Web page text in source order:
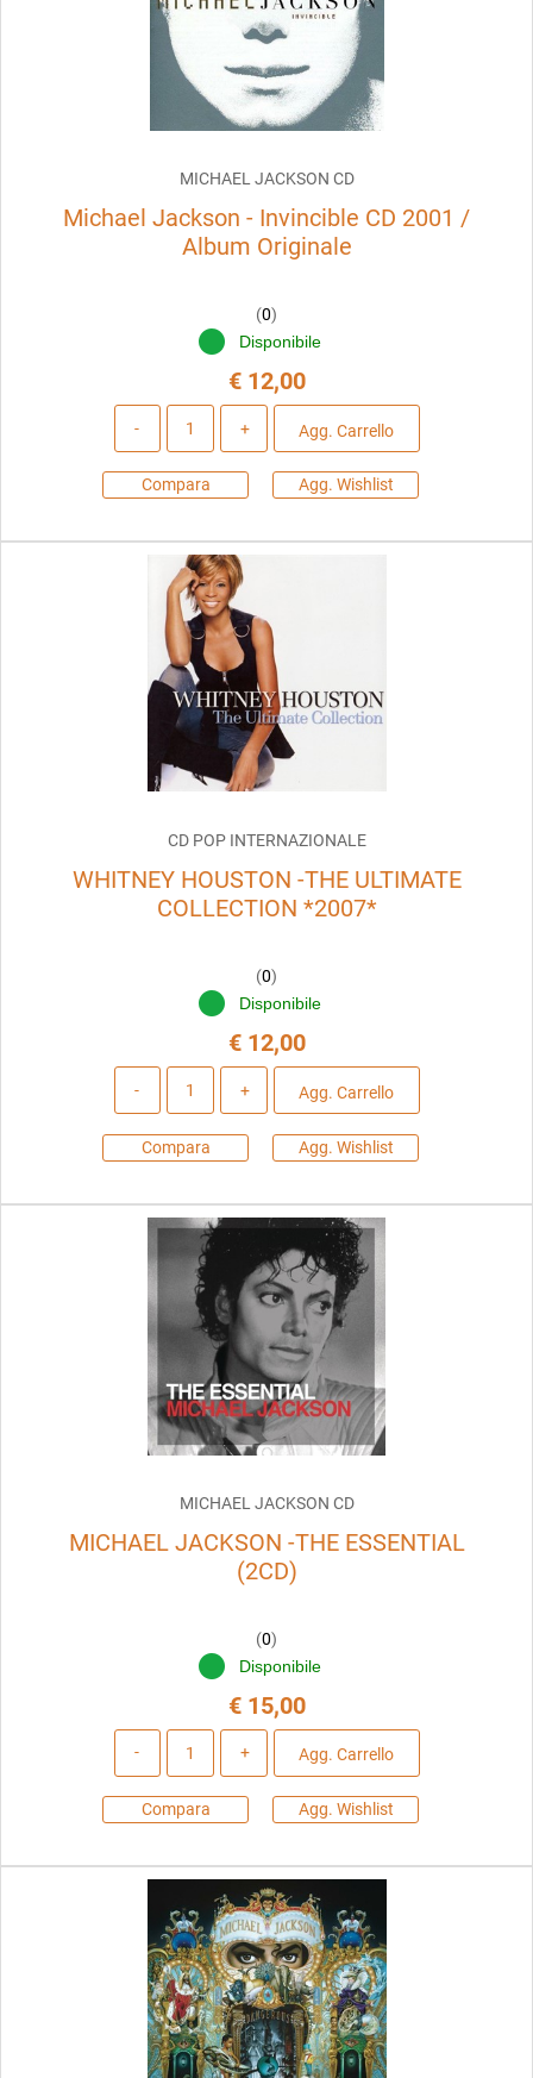
MICHAEL JACKSON CD
Michael Jackson - Invincible CD 2001 /
Album Originale
(0)
Disponibile
€ 12,00
Agg. Carrello
Compara Agg. Wishlist
CD POP INTERNAZIONALE
WHITNEY HOUSTON -THE ULTIMATE
COLLECTION *2007*
(0)
Disponibile
€ 12,00
Agg. Carrello
Compara Agg. Wishlist
MICHAEL JACKSON CD
MICHAEL JACKSON -THE ESSENTIAL
(2CD)
(0)
Disponibile
€ 15,00
Agg. Carrello
Compara Agg. Wishlist